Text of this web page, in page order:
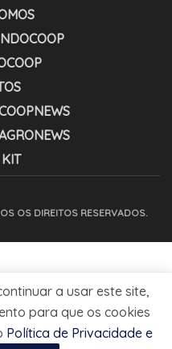
OS DIREITOS RESERVADOS.
a usar este site,
para que os cookies
Política de Privacidade e